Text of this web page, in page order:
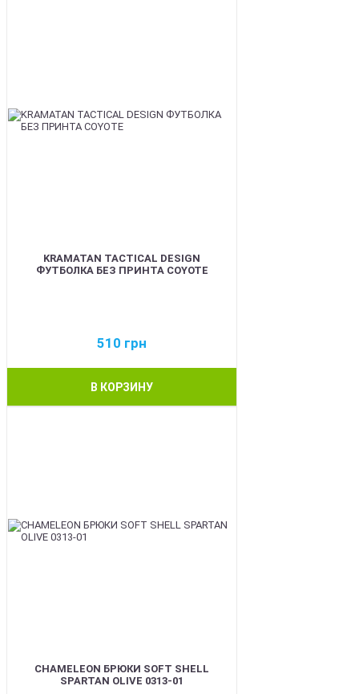
KRAMATAN TACTICAL DESIGN
ФУТБОЛКА БЕЗ ПРИНТА COYOTE
510 грн
В КОРЗИНУ
CHAMELEON БРЮКИ SOFT SHELL
SPARTAN OLIVE 0313-01